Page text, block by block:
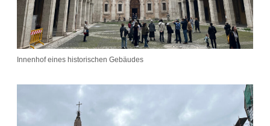
Innenhof eines historischen Gebäudes